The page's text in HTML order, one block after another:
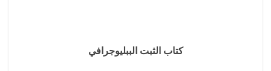
كتاب الثبت الببليوجرافي